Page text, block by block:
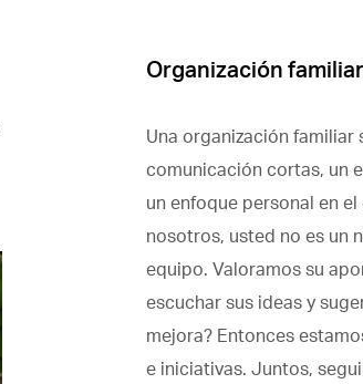
Organización familiar
Una organización familiar
comunicación cortas, un
un enfoque personal en
nosotros, usted no es un
equipo. Valoramos su
escuchar sus ideas y
mejora? Entonces
e iniciativas. Juntos,